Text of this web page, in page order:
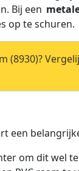
Bij een
op te schuren.
(8930)?
een
om dit wel